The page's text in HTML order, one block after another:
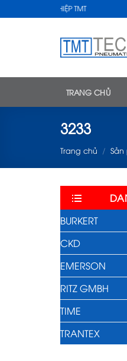
to
CÔNG NGHIỆP TMT
TRANG CHỦ
3233
Trang chủ /
BURKERT
CKD
EMERSON
RITZ GMBH
TIME
TRANTEX